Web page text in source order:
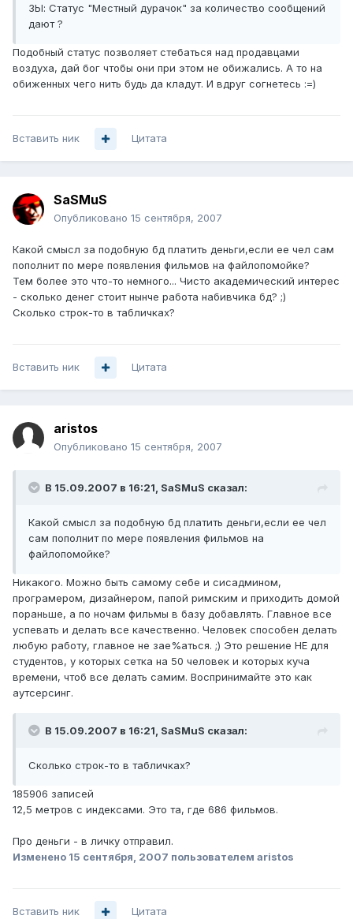
ЗЫ: Статус "Местный дурачок" за количество сообщений
дают ?
Подобный статус позволяет стебаться над продавцами
воздуха, дай бог чтобы они при этом не обижались. А то на
обиженных чего нить будь да кладут. И вдруг согнетесь :=)
Вставить ник Цитата
SaSMuS
Опубликовано 15 сентября, 2007
Какой смысл за подобную бд платить деньги,если ее чел сам
пополнит по мере появления фильмов на файлопомойке?
Тем более это что-то немного... Чисто академический интерес
- сколько денег стоит нынче работа набивчика бд? ;)
Сколько строк-то в табличках?
Вставить ник Цитата
aristos
Опубликовано 15 сентября, 2007
В 15.09.2007 в 16:21, SaSMuS сказал:
Какой смысл за подобную бд платить деньги,если ее чел
сам пополнит по мере появления фильмов на
файлопомойке?
Никакого. Можно быть самому себе и сисадмином,
програмером, дизайнером, папой римским и приходить домой
пораньше, а по ночам фильмы в базу добавлять. Главное все
успевать и делать все качественно. Человек способен делать
любую работу, главное не зае%аться. ;) Это решение НЕ для
студентов, у которых сетка на 50 человек и которых куча
времени, чтоб все делать самим. Воспринимайте это как
аутсерсинг.
В 15.09.2007 в 16:21, SaSMuS сказал:
Сколько строк-то в табличках?
185906 записей
12,5 метров с индексами. Это та, где 686 фильмов.
Про деньги - в личку отправил.
Изменено 15 сентября, 2007 пользователем aristos
Вставить ник Цитата